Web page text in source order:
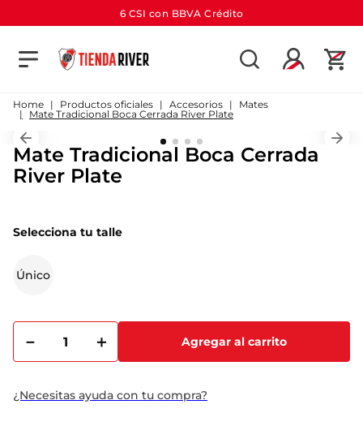
6 CSI con BBVA Crédito
Productos oficiales Accesorios
Mates
Mate Tradicional Boca Cerrada River Plate
Mate Tradicional Boca Cerrada
River Plate
Selecciona tu talle
Único
＋
－ Agregar al carrito
¿Necesitas ayuda con tu compra?
TÉRMINOS MÁS BUSCADOS
1
camiseta
3.
gorra
4.
short
6.
pantalon
7.
9.
river